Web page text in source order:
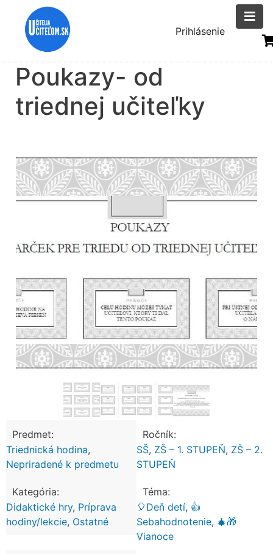
Menu
Prihlásenie
Poukazy- od
triednej učiteľky
Predmet:
Triednická hodina,
Nepriradené k predmetu
Ročník:
SŠ, ZŠ – 1. STUPEŇ, ZŠ – 2.
STUPEŇ
Kategória:
Didaktické hry, Príprava
hodiny/lekcie, Ostatné
Téma:
🎈Deň detí, 👍
Sebahodnotenie, 🎄🎁
Vianoce